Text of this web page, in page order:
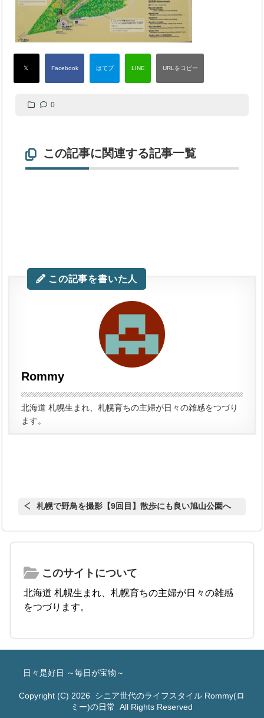
0
この記事に関連する記事一覧
この記事を書いた人
Rommy
北海道 札幌生まれ、札幌育ちの主婦が日々の雑感をつづり
ます。
札幌で野鳥を撮影【9回目】散歩にも良い旭山公園へ
このサイトについて
北海道 札幌生まれ、札幌育ちの主婦が日々の雑感
をつづります。
日々是好日 ～毎日が宝物～
Copyright (C) 2026 シニア世代のライフスタイル Rommy(ロ
ミー)の日常
All Rights Reserved